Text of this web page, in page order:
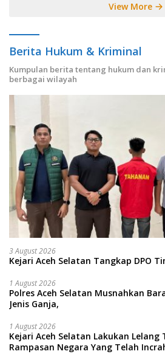
View More
Berita Hukum & Kriminal
Kumpulan berita tentang hukum dan
berbagai wilayah
3 August 2026
Kejari Aceh Selatan Tangkap DPO
1 August 2026
Polres Aceh Selatan Musnahkan
Jenis Ganja,
1 August 2026
Kejari Aceh Selatan Lakukan Lelang
Rampasan Negara Yang Telah